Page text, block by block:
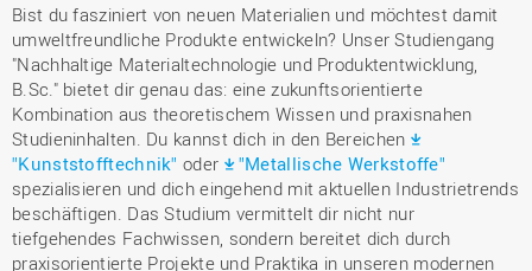
Bist du fasziniert von neuen Materialien und möchtest damit
umweltfreundliche Produkte entwickeln? Unser Studiengang
"Nachhaltige Materialtechnologie und Produktentwicklung,
B.Sc." bietet dir genau das: eine zukunftsorientierte
Kombination aus theoretischem Wissen und praxisnahen
Studieninhalten. Du kannst dich in den Bereichen
"Kunststofftechnik" oder
"Metallische Werkstoffe"
spezialisieren und dich eingehend mit aktuellen Industrietrends
beschäftigen. Das Studium vermittelt dir nicht nur
tiefgehendes Fachwissen, sondern bereitet dich durch
praxisorientierte Projekte und Praktika in unseren modernen